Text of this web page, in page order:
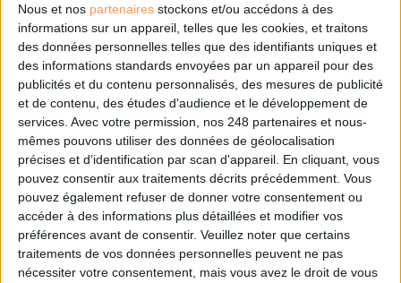
Nous et nos partenaires stockons et/ou accédons à des
informations sur un appareil, telles que les cookies, et traitons
des données personnelles telles que des identifiants uniques et
des informations standards envoyées par un appareil pour des
publicités et du contenu personnalisés, des mesures de publicité
et de contenu, des études d'audience et le développement de
services. Avec votre permission, nos 248 partenaires et nous-
mêmes pouvons utiliser des données de géolocalisation
précises et d’identification par scan d'appareil. En cliquant, vous
pouvez consentir aux traitements décrits précédemment. Vous
pouvez également refuser de donner votre consentement ou
accéder à des informations plus détaillées et modifier vos
préférences avant de consentir. Veuillez noter que certains
traitements de vos données personnelles peuvent ne pas
nécessiter votre consentement, mais vous avez le droit de vous
LES SUPPLÉMENTS
NOS OFFRES D'ABONNEMENTS
Mot de passe oublié ?
Pas encore de compte?
Je m'inscris pour commenter les articles
ou déposer mon CV